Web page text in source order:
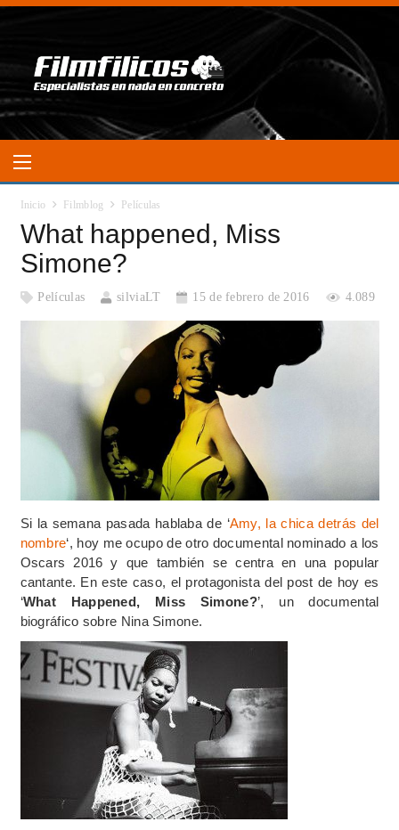
Inicio Filmblog Películas
What happened, Miss
Simone?
Películas silviaLT 15 de febrero de 2016 4.089
Si la semana pasada hablaba de ‘Amy, la chica detrás del
nombre‘, hoy me ocupo de otro documental nominado a los
Oscars 2016 y que también se centra en una popular
cantante. En este caso, el protagonista del post de hoy es
‘What Happened, Miss Simone?’, un documental
biográfico sobre Nina Simone.